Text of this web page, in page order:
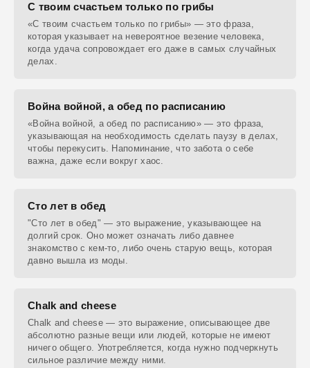
С твоим счастьем только по грибы
«С твоим счастьем только по грибы» — это фраза,
которая указывает на невероятное везение человека,
когда удача сопровождает его даже в самых случайных
делах.
Война войной, а обед по расписанию
«Война войной, а обед по расписанию» — это фраза,
указывающая на необходимость сделать паузу в делах,
чтобы перекусить. Напоминание, что забота о себе
важна, даже если вокруг хаос.
Сто лет в обед
"Сто лет в обед" — это выражение, указывающее на
долгий срок. Оно может означать либо давнее
знакомство с кем-то, либо очень старую вещь, которая
давно вышла из моды.
Chalk and cheese
Chalk and cheese — это выражение, описывающее две
абсолютно разные вещи или людей, которые не имеют
ничего общего. Употребляется, когда нужно подчеркнуть
сильное различие между ними.